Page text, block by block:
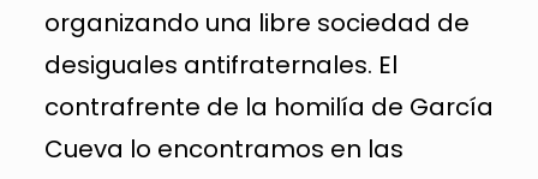
organizando una libre sociedad de
desiguales antifraternales. El
contrafrente de la homilía de García
Cueva lo encontramos en las